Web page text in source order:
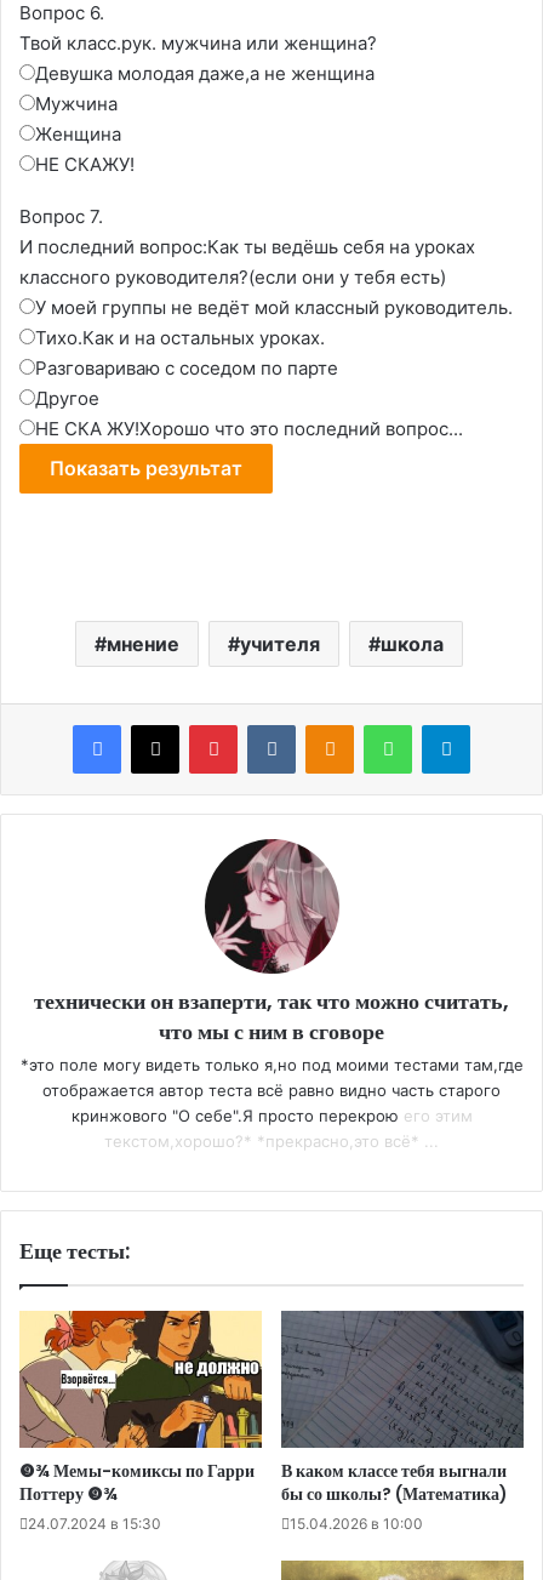
Вопрос 6.
Твой класс.рук. мужчина или женщина?
Девушка молодая даже,а не женщина
Мужчина
Женщина
НЕ СКАЖУ!
Вопрос 7.
И последний вопрос:Как ты ведёшь себя на уроках
классного руководителя?(если они у тебя есть)
У моей группы не ведёт мой классный руководитель.
Тихо.Как и на остальных уроках.
Разговариваю с соседом по парте
Другое
НЕ СКА ЖУ!Хорошо что это последний вопрос...
мнение учителя школа
технически он взаперти, так что можно считать,
что мы с ним в сговоре
*это поле могу видеть только я,но под моими тестами там,где
отображается автор теста всё равно видно часть старого
кринжового "О себе".Я просто перекрою его этим
текстом,хорошо?* *прекрасно,это всё* ...
Еще тесты:
❾¾ Мемы-комиксы по Гарри
Поттеру ❾¾
24.07.2024 в 15:30
В каком классе тебя выгнали
бы со школы? (Математика)
15.04.2026 в 10:00